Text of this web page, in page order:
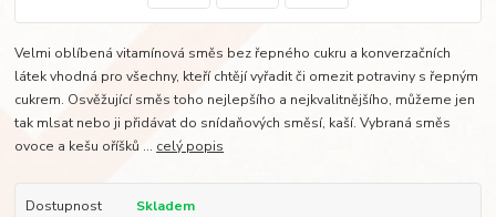
Velmi oblíbená vitamínová směs bez řepného cukru a konverzačních
látek vhodná pro všechny, kteří chtějí vyřadit či omezit potraviny s řepným
cukrem. Osvěžující směs toho nejlepšího a nejkvalitnějšího, můžeme jen
tak mlsat nebo ji přidávat do snídaňových směsí, kaší. Vybraná směs
ovoce a kešu oříšků ... celý popis
Dostupnost
Skladem